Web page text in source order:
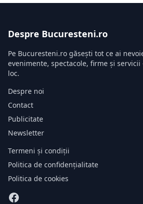
Despre Bucuresteni.ro
Pe Bucuresteni.ro găsești tot ce ai
evenimente, spectacole, firme și
loc.
Despre noi
Contact
Publicitate
Newsletter
Termeni și condiții
Politica de confidențialitate
Politica de cookies